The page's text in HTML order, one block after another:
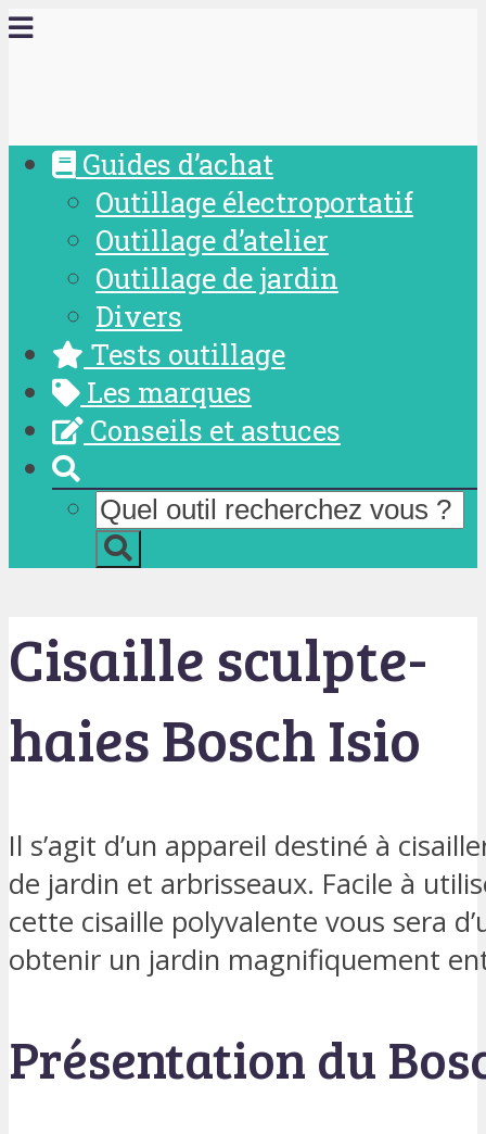
Guides d’achat
Outillage électroportatif
Outillage d’atelier
Outillage de jardin
Divers
Tests outillage
Les marques
Conseils et astuces
Cisaille sculpte-
haies Bosch Isio
Il s’agit d’un appareil destiné à
de jardin et arbrisseaux. Facile à
cette cisaille polyvalente vous sera
obtenir un jardin magnifiquement
Présentation du